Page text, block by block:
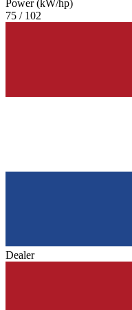
Power (kW/hp)
75 / 102
Dealer